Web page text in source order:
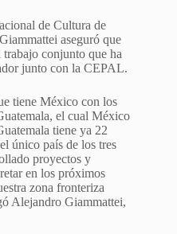
de Cultura de
aseguró que
trabajo conjunto que ha
junto con la CEPAL.
tiene México con los
el cual México
tiene ya 22
único país de los tres
proyectos y
en los próximos
zona fronteriza
Alejandro Giammattei,